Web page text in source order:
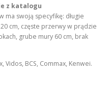
z katalogu
ma swoją specyfikę: długie
cm, częste przerwy w prądzie
grube mury 60 cm, brak
Vidos, BCS, Commax, Kenwei.